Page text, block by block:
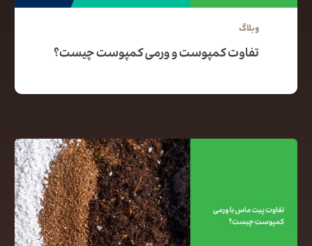
وبلاگ
تفاوت کمپوست و ورمی کمپوست چیست؟